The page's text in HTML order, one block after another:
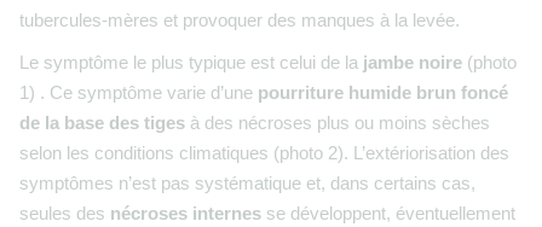
tubercules-mères et provoquer des manques à la levée.
Le symptôme le plus typique est celui de la jambe noire (photo
1) . Ce symptôme varie d’une pourriture humide brun foncé
de la base des tiges à des nécroses plus ou moins sèches
selon les conditions climatiques (photo 2). L’extériorisation des
symptômes n’est pas systématique et, dans certains cas,
seules des nécroses internes se développent, éventuellement